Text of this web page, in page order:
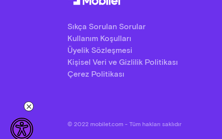
Sıkça Sorulan Sorular
Kullanım Koşulları
Üyelik Sözleşmesi
Kişisel Veri ve Gizlilik Politikası
Çerez Politikası
© 2022 mobilet.com - Tüm hakları saklıdır